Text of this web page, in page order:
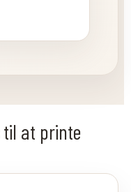
til at printe